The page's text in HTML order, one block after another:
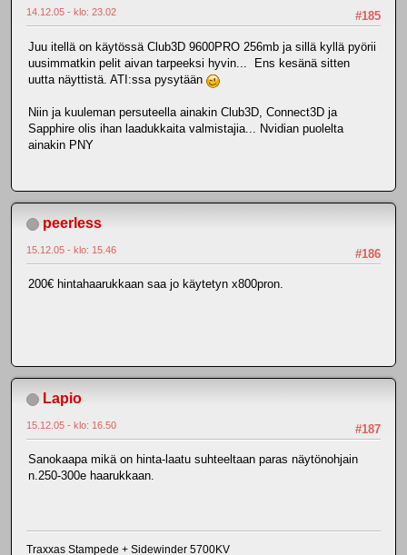
#185
14.12.05 - klo: 23.02
Juu itellä on käytössä Club3D 9600PRO 256mb ja sillä kyllä pyörii
uusimmatkin pelit aivan tarpeeksi hyvin... Ens kesänä sitten
uutta näyttistä. ATI:ssa pysytään
Niin ja kuuleman persuteella ainakin Club3D, Connect3D ja
Sapphire olis ihan laadukkaita valmistajia... Nvidian puolelta
ainakin PNY
peerless
#186
15.12.05 - klo: 15.46
200€ hintahaarukkaan saa jo käytetyn x800pron.
Lapio
#187
15.12.05 - klo: 16.50
Sanokaapa mikä on hinta-laatu suhteeltaan paras näytönohjain
n.250-300e haarukkaan.
Traxxas Stampede + Sidewinder 5700KV